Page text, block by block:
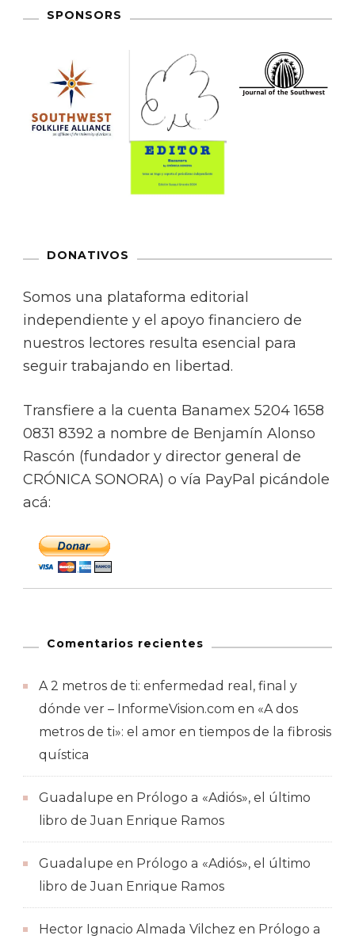
Congreso
Del
Estado
SPONSORS
DONATIVOS
Somos una plataforma editorial
independiente y el apoyo financiero de
nuestros lectores resulta esencial para
seguir trabajando en libertad.
Transfiere a la cuenta Banamex 5204 1658
0831 8392 a nombre de Benjamín Alonso
Rascón (fundador y director general de
CRÓNICA SONORA) o vía PayPal picándole
acá:
Comentarios recientes
A 2 metros de ti: enfermedad real, final y
dónde ver – InformeVision.com en «A dos
metros de ti»: el amor en tiempos de la fibrosis
quística
Guadalupe en Prólogo a «Adiós», el último
libro de Juan Enrique Ramos
Guadalupe en Prólogo a «Adiós», el último
libro de Juan Enrique Ramos
Hector Ignacio Almada Vilchez en Prólogo a